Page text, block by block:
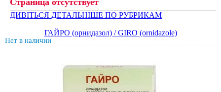
Страница отсутствует
ДИВІТЬСЯ ДЕТАЛЬНІШЕ ПО РУБРИКАМ
ГАЙРО (орнидазол) / GIRO (ornidazole)
Нет в наличии